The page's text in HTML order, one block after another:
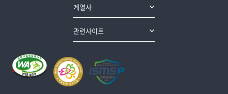
계열사
관련사이트